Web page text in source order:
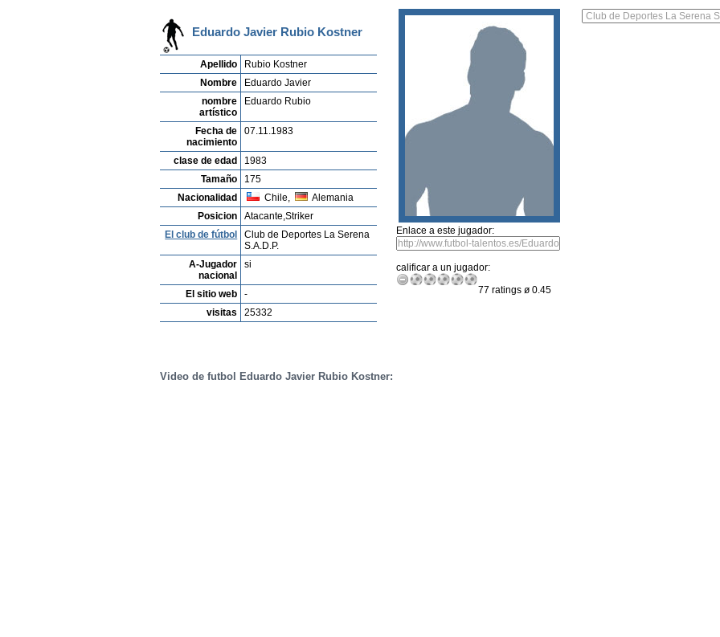
Eduardo Javier Rubio Kostner
Apellido
Rubio Kostner
Nombre
Eduardo Javier
nombre
artístico
Eduardo Rubio
Fecha de
nacimiento
07.11.1983
clase de edad
1983
Tamaño
175
Nacionalidad
Chile,
Alemania
Posicion
Atacante,Striker
El club de fútbol
Club de Deportes La Serena
S.A.D.P.
A-Jugador
nacional
si
El sitio web
-
visitas
25332
Enlace a este jugador:
calificar a un jugador:
77 ratings ø 0.45
Video de futbol Eduardo Javier Rubio Kostner: